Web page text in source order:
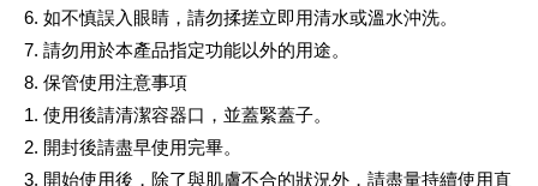
如不慎誤入眼睛，請勿揉搓立即用清水或溫水沖洗。
請勿用於本產品指定功能以外的用途。
保管使用注意事項
使用後請清潔容器口，並蓋緊蓋子。
開封後請盡早使用完畢。
開始使用後，除了與肌膚不合的狀況外，請盡量持續使用直